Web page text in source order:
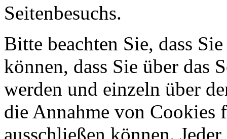
Seitenbesuchs.
Bitte beachten Sie, dass
können, dass Sie über das
werden und einzeln über
die Annahme von Cookies
ausschließen können.